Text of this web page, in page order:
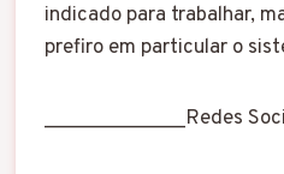
indicado para trabalhar,
prefiro em particular o
_____________Redes